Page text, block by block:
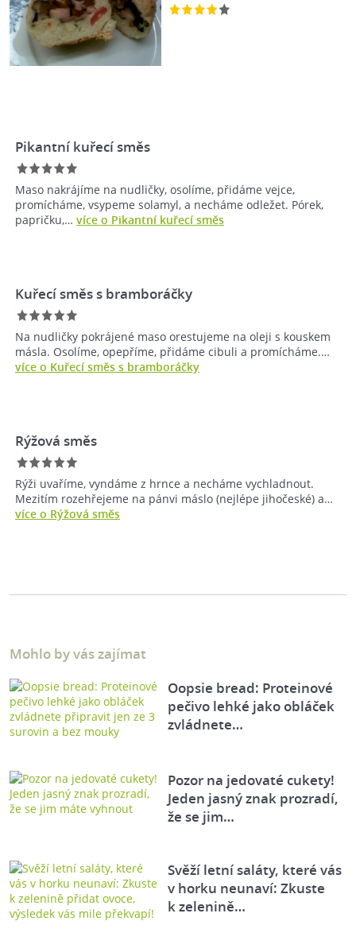
Pikantní kuřecí směs
Maso nakrájíme na nudličky, osolíme, přidáme vejce,
promícháme, vsypeme solamyl, a necháme odležet. Pórek,
papričku,… více o Pikantní kuřecí směs
Kuřecí směs s bramboráčky
Na nudličky pokrájené maso orestujeme na oleji s kouskem
másla. Osolíme, opepříme, přidáme cibuli a promícháme.…
více o Kuřecí směs s bramboráčky
Rýžová směs
Rýži uvaříme, vyndáme z hrnce a necháme vychladnout.
Mezitím rozehřejeme na pánvi máslo (nejlépe jihočeské) a…
více o Rýžová směs
Mohlo by vás zajímat
Oopsie bread: Proteinové
pečivo lehké jako obláček
zvládnete…
Pozor na jedovaté cukety!
Jeden jasný znak prozradí,
že se jim…
Svěží letní saláty, které vás
v horku neunaví: Zkuste
k zelenině…